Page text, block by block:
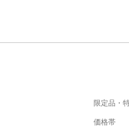
限定品・
価格帯